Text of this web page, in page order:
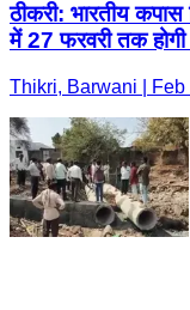
ठीकरी: भारतीय
में 27 फरवरी तक
Thikri, Barwani | Feb